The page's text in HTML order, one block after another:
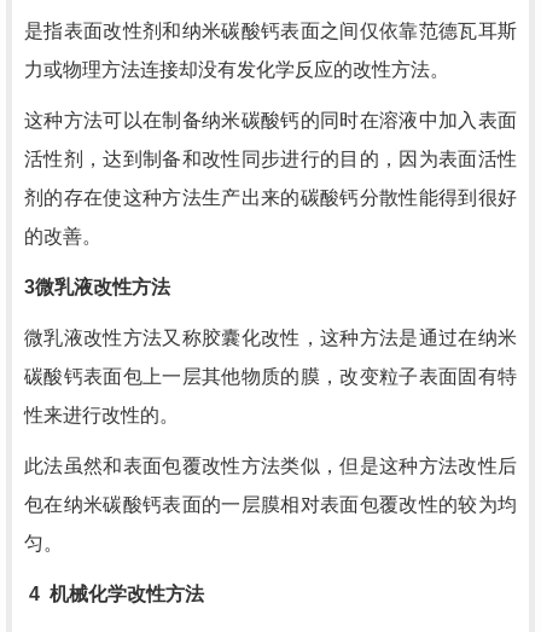
是指表面改性剂和纳米碳酸钙表面之间仅依靠范德瓦耳斯
力或物理方法连接却没有发化学反应的改性方法。
这种方法可以在制备纳米碳酸钙的同时在溶液中加入表面
活性剂，达到制备和改性同步进行的目的，因为表面活性
剂的存在使这种方法生产出来的碳酸钙分散性能得到很好
的改善。
3微乳液改性方法
微乳液改性方法又称胶囊化改性，这种方法是通过在纳米
碳酸钙表面包上一层其他物质的膜，改变粒子表面固有特
性来进行改性的。
此法虽然和表面包覆改性方法类似，但是这种方法改性后
包在纳米碳酸钙表面的一层膜相对表面包覆改性的较为均
匀。
4 机械化学改性方法